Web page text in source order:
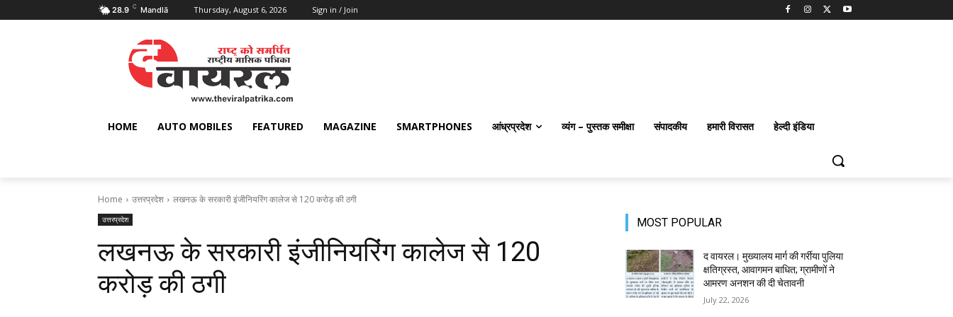
28.9 C Mandlā Thursday, August 6, 2026 Sign in / Join
HOME AUTO MOBILES FEATURED MAGAZINE SMARTPHONES आंध्रप्रदेश व्यंग – पुस्तक समीक्षा संपादकीय हमारी विरासत हेल्दी इंडिया
Home उत्तरप्रदेश लखनऊ के सरकारी इंजीनियरिंग कालेज से 120 करोड़ की ठगी
उत्तरप्रदेश
लखनऊ के सरकारी इंजीनियरिंग कालेज से 120
करोड़ की ठगी
MOST POPULAR
द वायरल। मुख्यालय मार्ग की गर्रीया पुलिया
क्षतिग्रस्त, आवागमन बाधित; ग्रामीणों ने
आमरण अनशन की दी चेतावनी
July 22, 2026